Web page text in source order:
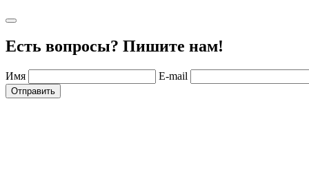
Есть вопросы? Пишите нам!
Имя E-mail